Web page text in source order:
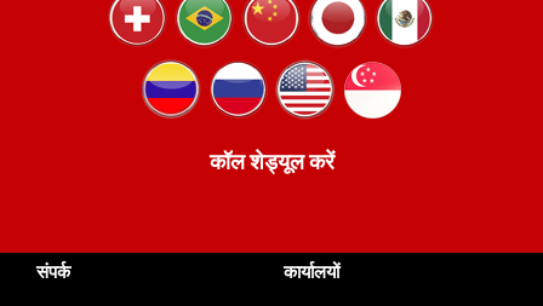
कॉल शेड्यूल करें
संपर्क कार्यालयों